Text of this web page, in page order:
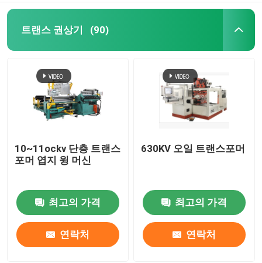
트랜스 권상기 (90)
10~11ockv 단층 트랜스
포머 엽지 윙 머신
최고의 가격
연락처
630KV 오일 트랜스포머
최고의 가격
연락처